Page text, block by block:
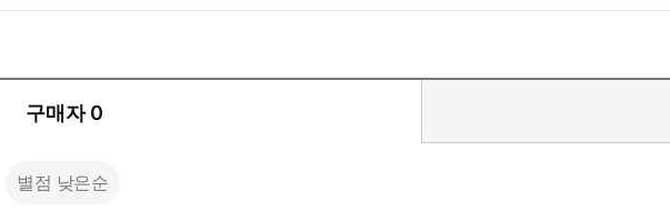
구매자 0
별점 낮은순